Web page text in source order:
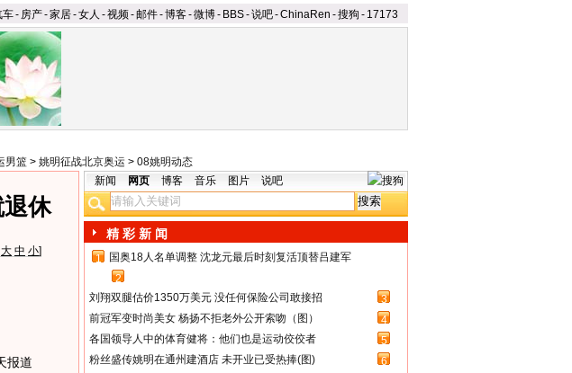
车- 房产-家居-女人 -视频-邮件-博客-微博- BBS-说吧-ChinaRen -搜狗 - 17173
男篮 > 姚明征战北京奥运 > 08姚明动态
休
大 中 小]
报道
新闻 网页 博客 音乐 图片 说吧
精 彩 新 闻
1
国奥18人名单调整 沈龙元最后时刻复活顶替吕建军
2
刘翔双腿估价1350万美元 没任何保险公司敢接招
3
前冠军变时尚美女 杨扬不拒老外公开索吻（图）
4
各国领导人中的体育健将：他们也是运动佼佼者
5
粉丝盛传姚明在通州建酒店 未开业已受热捧(图)
6